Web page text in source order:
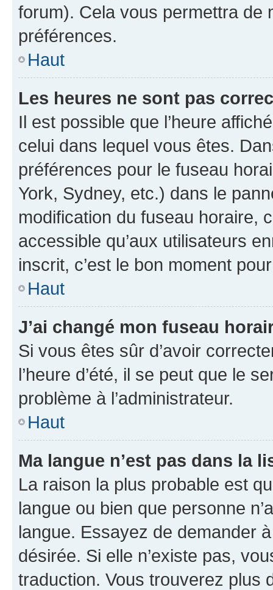
forum). Cela vous permettra de
préférences.
Haut
Les heures ne sont pas
Il est possible que l’heure
celui dans lequel vous êtes.
préférences pour le fuseau
York, Sydney, etc.) dans le
modification du fuseau horaire,
accessible qu’aux utilisateurs
inscrit, c’est le bon moment
Haut
J’ai changé mon fuseau
Si vous êtes sûr d’avoir
l’heure d’été, il se peut que le
problème à l’administrateur.
Haut
Ma langue n’est pas dans la
La raison la plus probable est
langue ou bien que personne
langue. Essayez de demander
désirée. Si elle n’existe pas,
traduction. Vous trouverez plus